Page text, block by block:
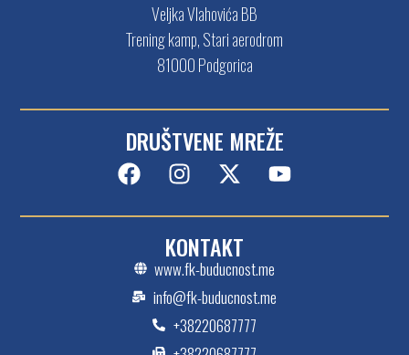
Veljka Vlahovića BB
Trening kamp, Stari aerodrom
81000 Podgorica
DRUŠTVENE MREŽE
KONTAKT
www.fk-buducnost.me
info@fk-buducnost.me
+38220687777